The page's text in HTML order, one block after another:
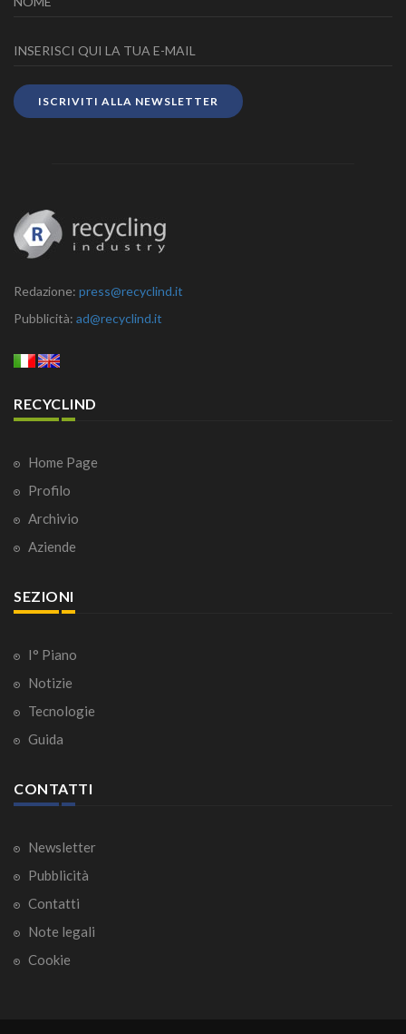
ISCRIVITI ALLA NEWSLETTER
Redazione: press@recyclind.it
Pubblicità: ad@recyclind.it
RECYCLIND
Home Page
Profilo
Archivio
Aziende
SEZIONI
I° Piano
Notizie
Tecnologie
Guida
CONTATTI
Newsletter
Pubblicità
Contatti
Note legali
Cookie